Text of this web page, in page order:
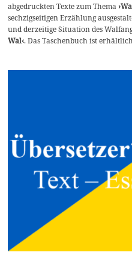
abgedruckten Texte zum Thema
sechzigseitigen Erzählung
und derzeitige Situation des
Wal‹. Das Taschenbuch ist